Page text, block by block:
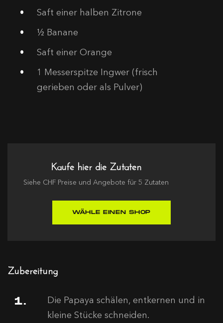
Saft einer halben Zitrone
½ Banane
Saft einer Orange
1 Messerspitze Ingwer (frisch
gerieben oder als Pulver)
Kaufe hier die Zutaten
Siehe CHF Preise und Angebote für 5 Zutaten
WÄHLE EINEN SHOP
Zubereitung
Die Papaya schälen, entkernen und in
kleine Stücke schneiden.